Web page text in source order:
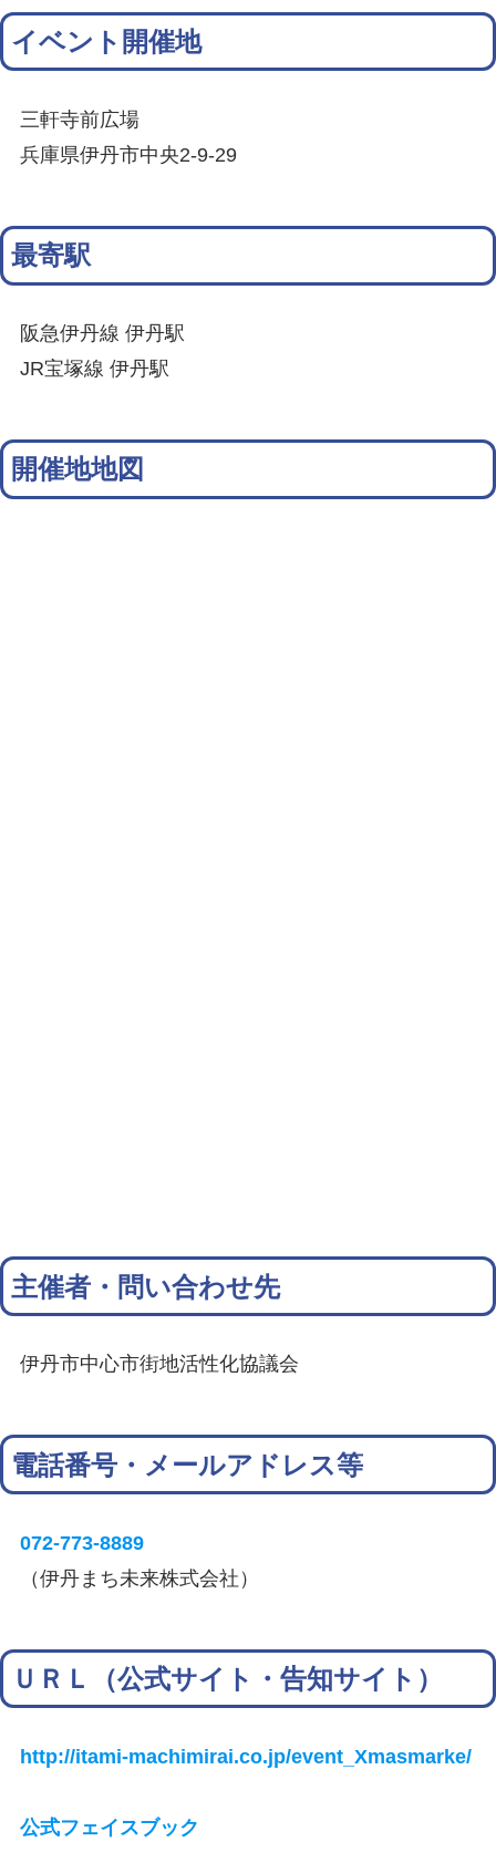
イベント開催地
三軒寺前広場
兵庫県伊丹市中央2-9-29
最寄駅
阪急伊丹線 伊丹駅
JR宝塚線 伊丹駅
開催地地図
主催者・問い合わせ先
伊丹市中心市街地活性化協議会
電話番号・メールアドレス等
072-773-8889
（伊丹まち未来株式会社）
ＵＲＬ（公式サイト・告知サイト）
http://itami-machimirai.co.jp/event_Xmasmarke/
公式フェイスブック